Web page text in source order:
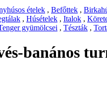
ételek , Befőttek ,
, Húsételek , Italok ,
gyümölcsei , Tészták ,
banános